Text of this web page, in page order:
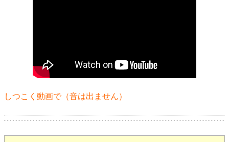
しつこく動画で（音は出ません）